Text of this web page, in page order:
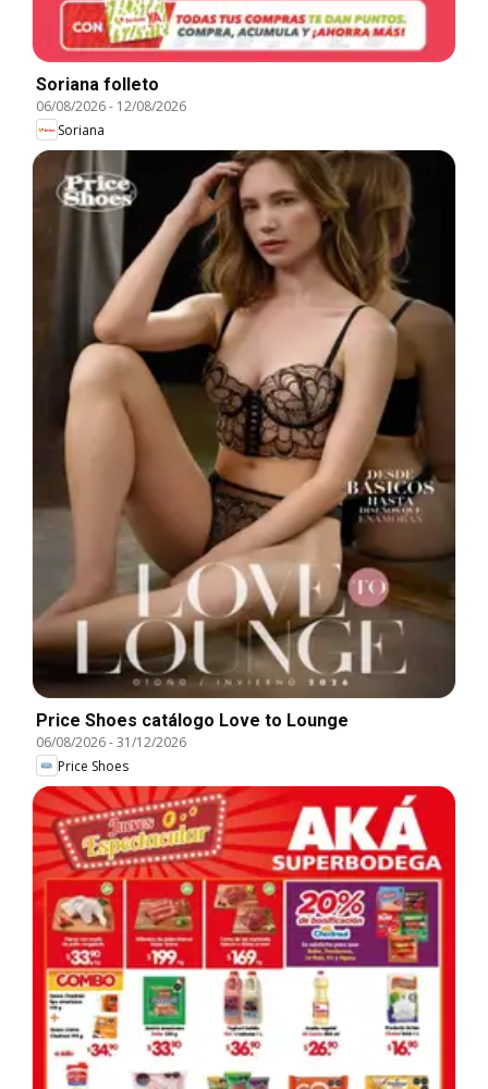
Soriana folleto
06/08/2026- 12/08/2026
Soriana
Price Shoes catálogo Love to Lounge
06/08/2026-31/12/2026
Price Shoes